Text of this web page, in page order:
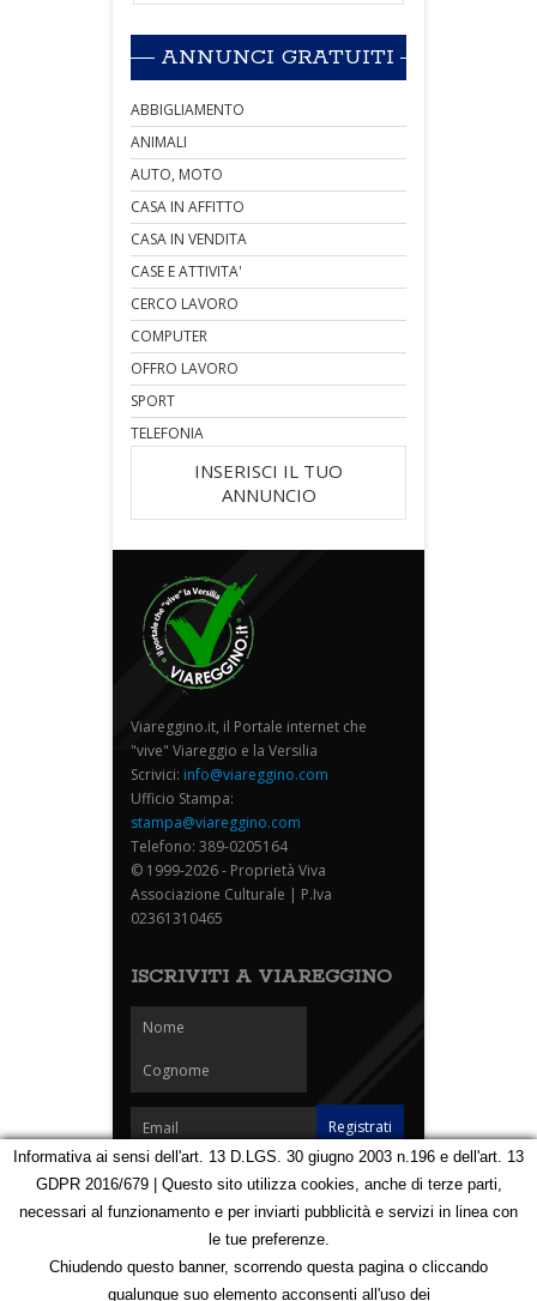
ANNUNCI GRATUITI
ABBIGLIAMENTO
ANIMALI
AUTO, MOTO
CASA IN AFFITTO
CASA IN VENDITA
CASE E ATTIVITA'
CERCO LAVORO
COMPUTER
OFFRO LAVORO
SPORT
TELEFONIA
INSERISCI IL TUO
ANNUNCIO
Viareggino.it, il Portale internet che
"vive" Viareggio e la Versilia
Scrivici: info@viareggino.com
Ufficio Stampa:
stampa@viareggino.com
Telefono: 389-0205164
© 1999-2026 - Proprietà Viva
Associazione Culturale | P.Iva
02361310465
ISCRIVITI A VIAREGGINO
Homepage Notizie Speciali Eventi Foto Carnevale
Partners
Contatti
Mappa
Informativa ai sensi dell'art. 13 D.LGS. 30 giugno 2003 n.196 e dell'art. 13
GDPR 2016/679 | Questo sito utilizza cookies, anche di terze parti,
necessari al funzionamento e per inviarti pubblicità e servizi in linea con
le tue preferenze.
Chiudendo questo banner, scorrendo questa pagina o cliccando
qualunque suo elemento acconsenti all'uso dei